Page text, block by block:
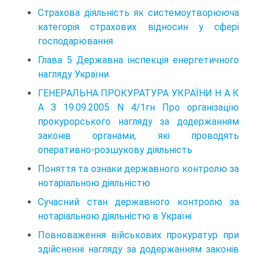
Страхова діяльність як системоутворююча
категорія страхових відносин у сфері
господарювання
Глава 5 Державна інспекція енергетичного
нагляду України
ГЕНЕРАЛЬНА ПРОКУРАТУРА УКРАЇНИ Н А К
А З 19.09.2005 N 4/1гн Про організацію
прокурорського нагляду за додержанням
законів органами, які проводять
оперативно-розшукову діяльність
Поняття та ознаки державного контролю за
нотаріальною діяльністю
Сучасний стан державного контролю за
нотаріальною діяльністю в Україні
Повноваження військових прокуратур при
здійсненні нагляду за додержанням законів